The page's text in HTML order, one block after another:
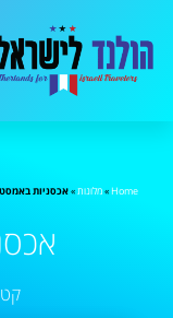
Home
»מלונות»אכסניות